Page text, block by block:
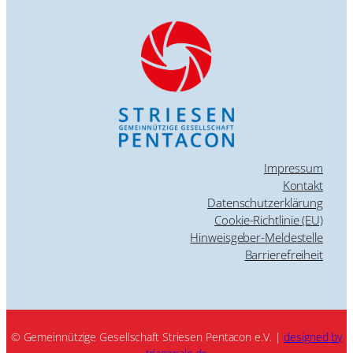
Impressum
Kontakt
Datenschutzerklärung
Cookie-Richtlinie (EU)
Hinweisgeber-Meldestelle
Barrierefreiheit
© Gemeinnützige Gesellschaft Striesen Pentacon e.V. |designed by